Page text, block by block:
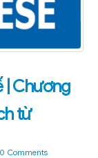
| Chương
từ
0 Comments